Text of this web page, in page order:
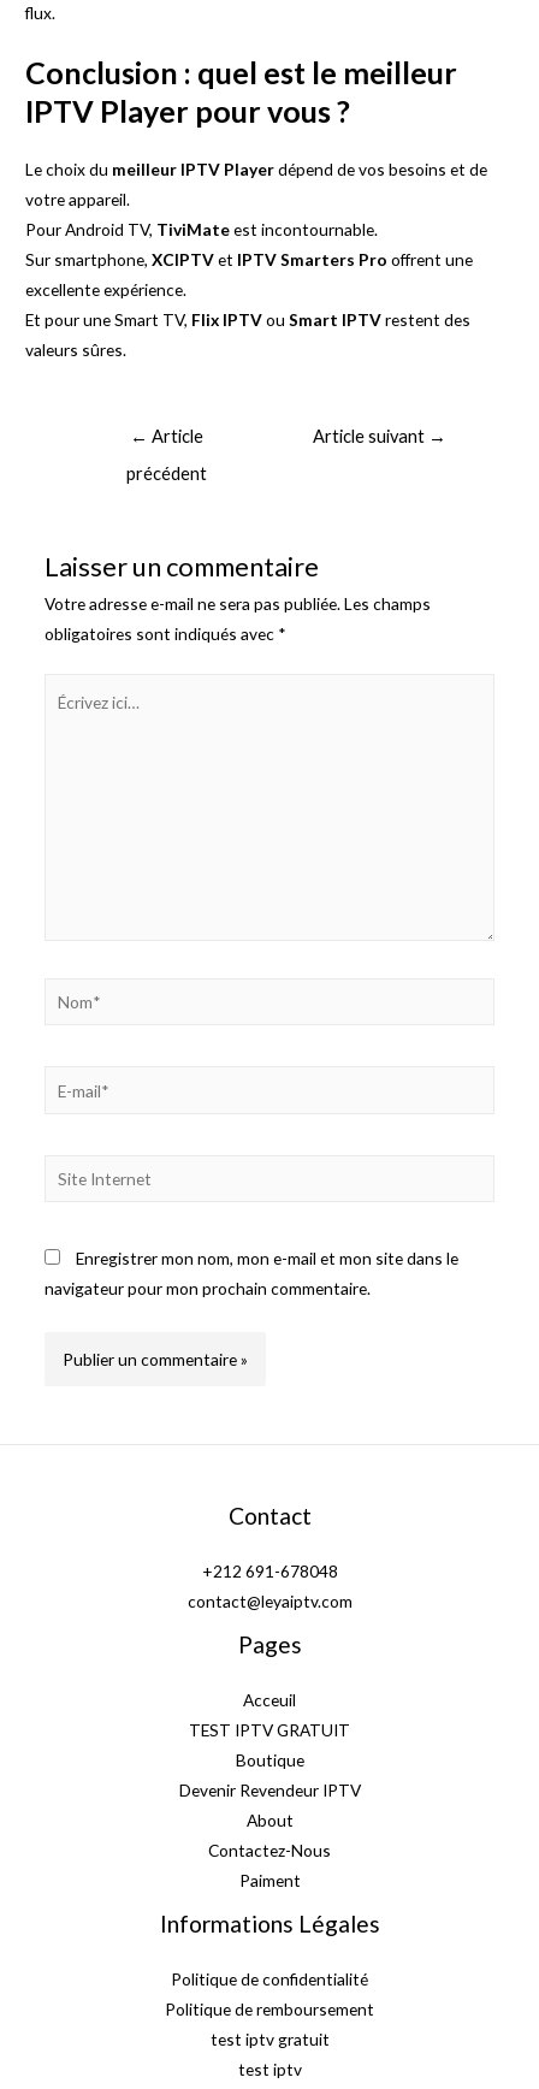
flux.
Conclusion : quel est le meilleur
IPTV Player pour vous ?
Le choix du meilleur IPTV Playerdépend de vos besoins et de
votre appareil.
Pour Android TV, TiviMateest incontournable.
Sur smartphone,XCIPTVet IPTV Smarters Pro offrent une
excellente expérience.
Et pour une Smart TV, Flix IPTVouSmart IPTVrestent des
valeurs sûres.
← Article
précédent
Article suivant →
Laisser un commentaire
Votre adresse e-mail ne sera pas publiée.Les champs
obligatoires sont indiqués avec *
Nom*
Site
Enregistrer mon nom, mon e-mail et mon site dans le
navigateur pour mon prochain commentaire.
Contact
+212 691-678048
contact@leyaiptv.com
Pages
Acceuil
TEST IPTV GRATUIT
Boutique
Devenir Revendeur IPTV
About
Contactez-Nous
Paiment
Informations Légales
Politique de confidentialité
Politique de remboursement
test iptv gratuit
test iptv